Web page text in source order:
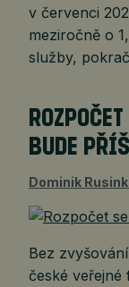
v červenci
meziročně o
služby,
BUDE
Dominik
Bez
české veřejné